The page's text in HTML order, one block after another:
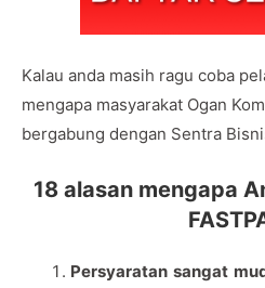
Kalau anda masih ragu coba
mengapa masyarakat Ogan
bergabung dengan Sentra
18 alasan mengapa
Persyaratan sangat